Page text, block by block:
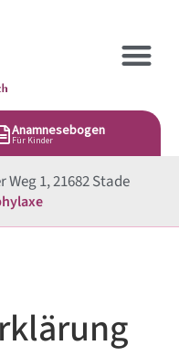
Anamnesebogen
Für Kinder
Weg 1, 21682 Stade